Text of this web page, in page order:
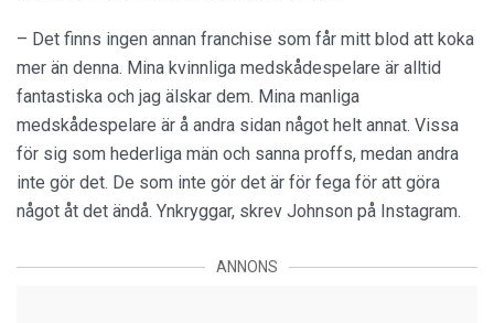
– Det finns ingen annan franchise som får mitt blod att koka
mer än denna. Mina kvinnliga medskådespelare är alltid
fantastiska och jag älskar dem. Mina manliga
medskådespelare är å andra sidan något helt annat. Vissa
för sig som hederliga män och sanna proffs, medan andra
inte gör det. De som inte gör det är för fega för att göra
något åt det ändå. Ynkryggar, skrev Johnson på Instagram.
ANNONS